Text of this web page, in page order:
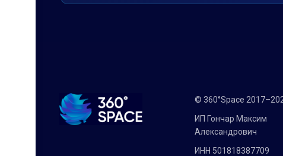
© 360°Space
ИП Гончар Максим
Александрович
ИНН 501818387709